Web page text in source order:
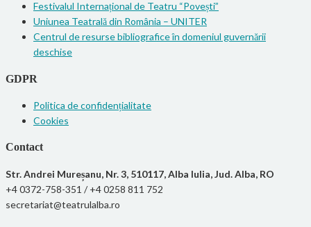
Festivalul Internațional de Teatru “Povești”
Uniunea Teatrală din România – UNITER
Centrul de resurse bibliografice în domeniul guvernării
deschise
GDPR
Politica de confidențialitate
Cookies
Contact
Str. Andrei Mureșanu, Nr. 3, 510117, Alba Iulia, Jud. Alba, RO
+4 0372-758-351 / +4 0258 811 752
secretariat@teatrulalba.ro